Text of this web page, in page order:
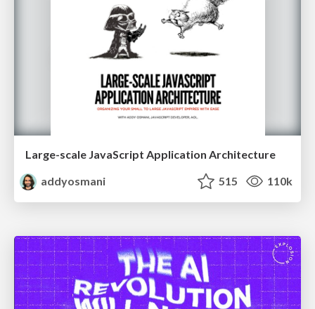
Large-scale JavaScript Application Architecture
addyosmani
515 110k